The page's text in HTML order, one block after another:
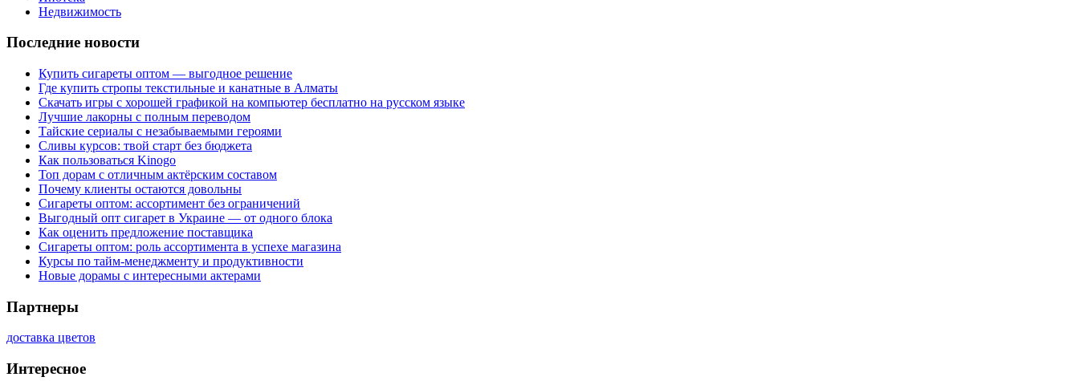
Недвижимость
Последние новости
Купить сигареты оптом — выгодное решение
Где купить стропы текстильные и канатные в Алматы
Скачать игры с хорошей графикой на компьютер бесплатно на русском языке
Лучшие лакорны с полным переводом
Тайские сериалы с незабываемыми героями
Сливы курсов: твой старт без бюджета
Как пользоваться Kinogo
Топ дорам с отличным актёрским составом
Почему клиенты остаются довольны
Сигареты оптом: ассортимент без ограничений
Выгодный опт сигарет в Украине — от одного блока
Как оценить предложение поставщика
Сигареты оптом: роль ассортимента в успехе магазина
Курсы по тайм-менеджменту и продуктивности
Новые дорамы с интересными актерами
Партнеры
доставка цветов
Интересное